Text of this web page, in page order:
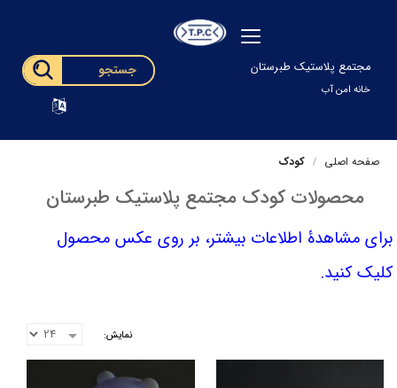
مجتمع پلاستیک طبرستان
خانه امن آب
صفحه اصلی کودک
محصولات کودک مجتمع پلاستیک طبرستان
برای مشاهدۀ اطلاعات بیشتر، بر روی عکس محصول
کلیک کنید.
نمایش: